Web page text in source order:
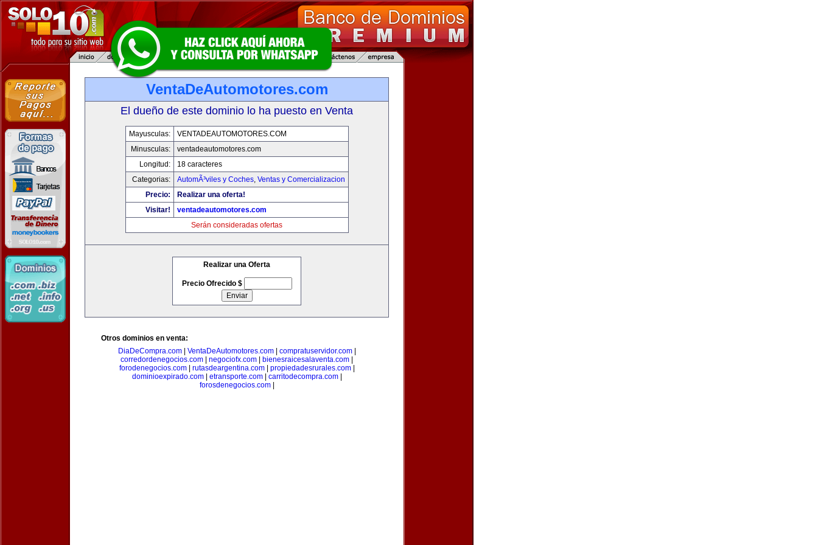
VentaDeAutomotores.com
El dueño de este dominio lo ha puesto en Venta
Mayusculas:
VENTADEAUTOMOTORES.COM
Minusculas:
ventadeautomotores.com
Longitud:
18 caracteres
Categorias:
AutomÃ³viles y Coches, Ventas y Comercializacion
Precio:
Realizar una oferta!
Visitar!
ventadeautomotores.com
Serán consideradas ofertas
Realizar una Oferta
Precio Ofrecido $
Otros dominios en venta:
DiaDeCompra.com| VentaDeAutomotores.com| compratuservidor.com|
corredordenegocios.com
negociofx.com bienesraicesalaventa.com
forodenegocios.com| rutasdeargentina.com| propiedadesrurales.com|
dominioexpirado.com| etransporte.com| carritodecompra.com|
forosdenegocios.com|